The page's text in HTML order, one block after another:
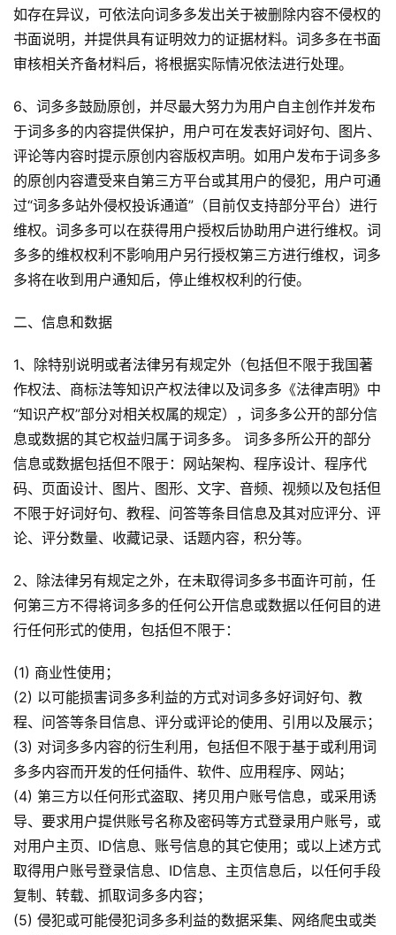
首
页
好
词
好
句
经
典
词
古
今
诗
词
常
用
贺
词
网
络
热
电
影
台
词
其
他
词
语
登录 注册
如存在异议，可依法向词多多发出关于被删除内容不侵权的
书面说明，并提供具有证明效力的证据材料。词多多在书面
审核相关齐备材料后，将根据实际情况依法进行处理。
6、词多多鼓励原创，并尽最大努力为用户自主创作并发布
于词多多的内容提供保护，用户可在发表好词好句、图片、
评论等内容时提示原创内容版权声明。如用户发布于词多多
的原创内容遭受来自第三方平台或其用户的侵犯，用户可通
过“词多多站外侵权投诉通道”（目前仅支持部分平台）进行
维权。词多多可以在获得用户授权后协助用户进行维权。词
多多的维权权利不影响用户另行授权第三方进行维权，词多
多将在收到用户通知后，停止维权权利的行使。
二、信息和数据
1、除特别说明或者法律另有规定外（包括但不限于我国著
作权法、商标法等知识产权法律以及词多多《法律声明》中
“知识产权”部分对相关权属的规定），词多多公开的部分信
息或数据的其它权益归属于词多多。 词多多所公开的部分
信息或数据包括但不限于：网站架构、程序设计、程序代
码、页面设计、图片、图形、文字、音频、视频以及包括但
不限于好词好句、教程、问答等条目信息及其对应评分、评
论、评分数量、收藏记录、话题内容，积分等。
2、除法律另有规定之外，在未取得词多多书面许可前，任
何第三方不得将词多多的任何公开信息或数据以任何目的进
行任何形式的使用，包括但不限于：
(1) 商业性使用；
(2) 以可能损害词多多利益的方式对词多多好词好句、教
程、问答等条目信息、评分或评论的使用、引用以及展示；
(3) 对词多多内容的衍生利用，包括但不限于基于或利用词
多多内容而开发的任何插件、软件、应用程序、网站；
(4) 第三方以任何形式盗取、拷贝用户账号信息，或采用诱
导、要求用户提供账号名称及密码等方式登录用户账号，或
对用户主页、ID信息、账号信息的其它使用；或以上述方式
取得用户账号登录信息、ID信息、主页信息后，以任何手段
复制、转载、抓取词多多内容；
(5) 侵犯或可能侵犯词多多利益的数据采集、网络爬虫或类